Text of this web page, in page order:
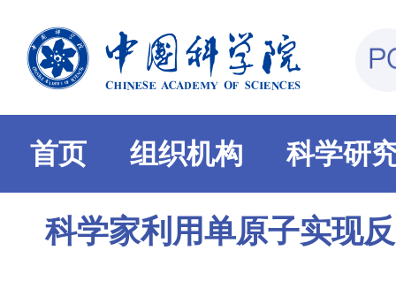
首页 组织机构 科学研
科学家利用单原子实现